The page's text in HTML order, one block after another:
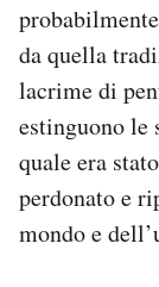
da quella
lacrime di
estinguono le
quale era
perdonato e
mondo e